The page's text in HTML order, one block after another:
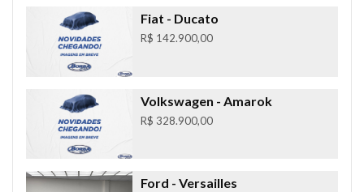
Fiat - Ducato
R$ 142.900,00
Volkswagen - Amarok
R$ 328.900,00
Ford - Versailles